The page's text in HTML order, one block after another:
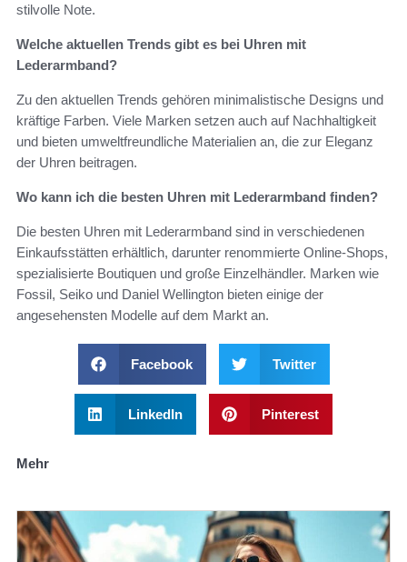
stilvolle Note.
Welche aktuellen Trends gibt es bei Uhren mit
Lederarmband?
Zu den aktuellen Trends gehören minimalistische Designs und
kräftige Farben. Viele Marken setzen auch auf Nachhaltigkeit
und bieten umweltfreundliche Materialien an, die zur Eleganz
der Uhren beitragen.
Wo kann ich die besten Uhren mit Lederarmband finden?
Die besten Uhren mit Lederarmband sind in verschiedenen
Einkaufsstätten erhältlich, darunter renommierte Online-Shops,
spezialisierte Boutiquen und große Einzelhändler. Marken wie
Fossil, Seiko und Daniel Wellington bieten einige der
angesehensten Modelle auf dem Markt an.
Facebook Twitter
LinkedIn Pinterest
Mehr